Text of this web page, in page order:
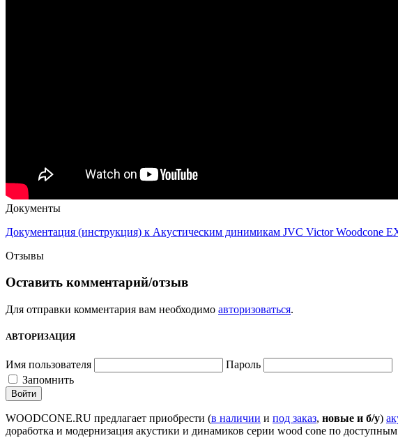
Документы
Документация (инструкция) к Акустическим динимикам JVC Victor Woodcone
Отзывы
Оставить комментарий/отзыв
Для отправки комментария вам необходимо авторизоваться.
АВТОРИЗАЦИЯ
Имя пользователя
Пароль
Запомнить
WOODCONE.RU предлагает приобрести (в наличии и под заказ, новые и б/у)
доработка и модернизация акустики и динамиков серии wood cone по